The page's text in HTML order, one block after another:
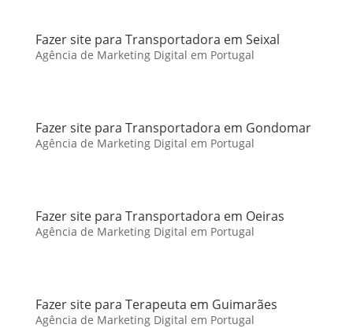
Fazer site para Transportadora em Seixal
Agência de Marketing Digital em Portugal
Fazer site para Transportadora em Gondomar
Agência de Marketing Digital em Portugal
Fazer site para Transportadora em Oeiras
Agência de Marketing Digital em Portugal
Fazer site para Terapeuta em Guimarães
Agência de Marketing Digital em Portugal